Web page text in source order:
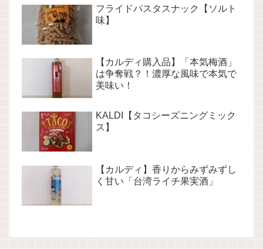
フライドパスタスナック【ソルト
味】
【カルディ購入品】「本気梅酒」
は争奪戦？！濃厚な風味で本気で
美味い！
KALDI【タコシーズニングミック
ス】
【カルディ】香りからみずみずし
く甘い「台湾ライチ果実酒」